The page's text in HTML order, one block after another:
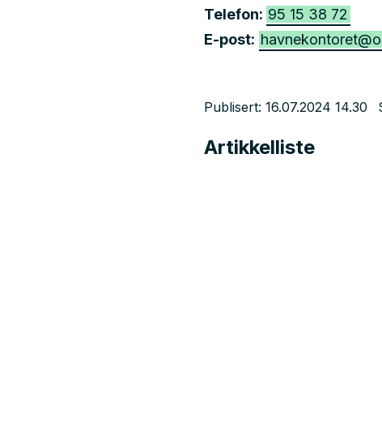
Telefon: 95 15 38 72
E-post:
Publisert 16.07.2024 14.30
Artikkelliste